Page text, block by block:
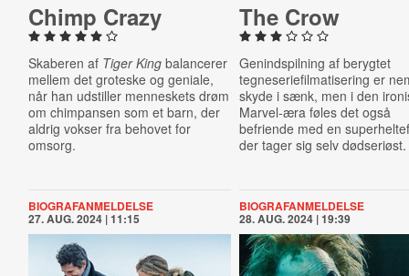
Chimp Crazy
Skaberen af Tiger Kingbalancerer
mellem det groteske og geniale,
når han udstiller menneskets drøm
om chimpansen som et barn, der
aldrig vokser fra behovet for
omsorg.
The Crow
Genindspilning af berygtet
tegneseriefilmatisering er
skyde i sænk, men i den
Marvel-æra føles det også
befriende med en
der tager sig selv dødseriøst.
BIOGRAFANMELDELSE
27. AUG. 2024 | 11:15
BIOGRAFANMELDELSE
28. AUG. 2024 | 19:39